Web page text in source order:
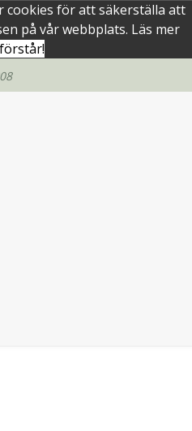
cookies för att säkerställa att
på vår webbplats. Läs mer